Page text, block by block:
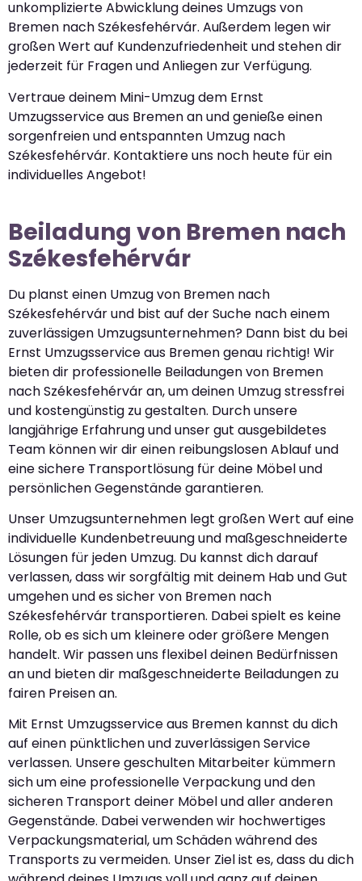
unkomplizierte Abwicklung deines Umzugs von
Bremen nach Székesfehérvár. Außerdem legen wir
großen Wert auf Kundenzufriedenheit und stehen dir
jederzeit für Fragen und Anliegen zur Verfügung.
Vertraue deinem Mini-Umzug dem Ernst
Umzugsservice aus Bremen an und genieße einen
sorgenfreien und entspannten Umzug nach
Székesfehérvár. Kontaktiere uns noch heute für ein
individuelles Angebot!
Beiladung von Bremen nach
Székesfehérvár
Du planst einen Umzug von Bremen nach
Székesfehérvár und bist auf der Suche nach einem
zuverlässigen Umzugsunternehmen? Dann bist du bei
Ernst Umzugsservice aus Bremen genau richtig! Wir
bieten dir professionelle Beiladungen von Bremen
nach Székesfehérvár an, um deinen Umzug stressfrei
und kostengünstig zu gestalten. Durch unsere
langjährige Erfahrung und unser gut ausgebildetes
Team können wir dir einen reibungslosen Ablauf und
eine sichere Transportlösung für deine Möbel und
persönlichen Gegenstände garantieren.
Unser Umzugsunternehmen legt großen Wert auf eine
individuelle Kundenbetreuung und maßgeschneiderte
Lösungen für jeden Umzug. Du kannst dich darauf
verlassen, dass wir sorgfältig mit deinem Hab und Gut
umgehen und es sicher von Bremen nach
Székesfehérvár transportieren. Dabei spielt es keine
Rolle, ob es sich um kleinere oder größere Mengen
handelt. Wir passen uns flexibel deinen Bedürfnissen
an und bieten dir maßgeschneiderte Beiladungen zu
fairen Preisen an.
Mit Ernst Umzugsservice aus Bremen kannst du dich
auf einen pünktlichen und zuverlässigen Service
verlassen. Unsere geschulten Mitarbeiter kümmern
sich um eine professionelle Verpackung und den
sicheren Transport deiner Möbel und aller anderen
Gegenstände. Dabei verwenden wir hochwertiges
Verpackungsmaterial, um Schäden während des
Transports zu vermeiden. Unser Ziel ist es, dass du dich